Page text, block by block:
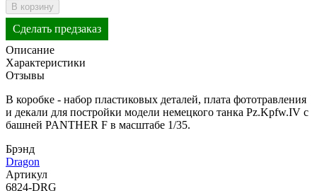
В корзину
Сделать предзаказ
Описание
Характеристики
Отзывы
В коробке - набор пластиковых деталей, плата фототравления
и декали для постройки модели немецкого танка Pz.Kpfw.IV с
башней PANTHER F в масштабе 1/35.
Брэнд
Dragon
Артикул
6824-DRG